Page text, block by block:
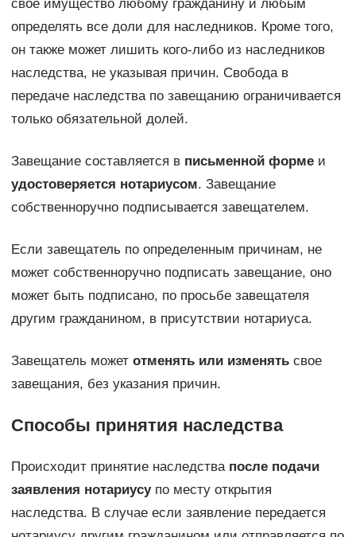
свое имущество любому гражданину и любым
определять все доли для наследников. Кроме того,
он также может лишить кого-либо из наследников
наследства, не указывая причин. Свобода в
передаче наследства по завещанию ограничивается
только обязательной долей.
Завещание составляется в письменной формеи
удостоверяется нотариусом. Завещание
собственноручно подписывается завещателем.
Если завещатель по определенным причинам, не
может собственноручно подписать завещание, оно
может быть подписано, по просьбе завещателя
другим гражданином, в присутствии нотариуса.
Завещатель может отменять или изменятьсвое
завещания, без указания причин.
Способы принятия наследства
Происходит принятие наследства после подачи
заявления нотариусупо месту открытия
наследства. В случае если заявление передается